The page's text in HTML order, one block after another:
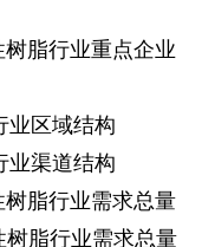
脂行业重点企业
业区域结构
业渠道结构
脂行业需求总量
树脂行业需求总量